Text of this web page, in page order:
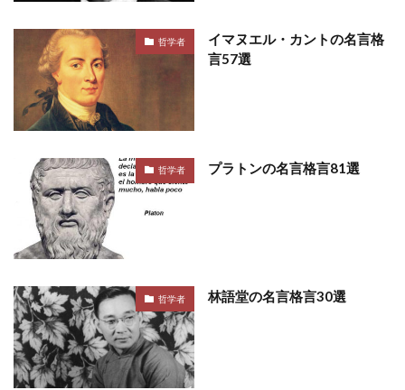
哲学者
イマヌエル・カントの名言格
言57選
哲学者 プラトンの名言格言81選
哲学者 林語堂の名言格言30選